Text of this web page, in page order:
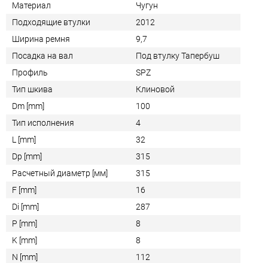
Материал
Чугун
Подходящие втулки
2012
Ширина ремня
9,7
Посадка на вал
Под втулку Тапербуш
Профиль
SPZ
Тип шкива
Клиновой
Dm [mm]
100
Тип исполнения
4
L [mm]
32
Dp [mm]
315
Расчетный диаметр [мм]
315
F [mm]
16
Di [mm]
287
P [mm]
8
K [mm]
8
N [mm]
112